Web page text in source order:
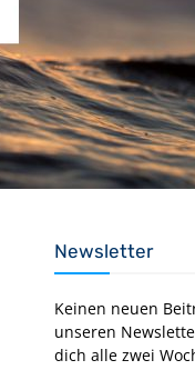
Newsletter
Keinen neuen
unseren
dich alle zwei